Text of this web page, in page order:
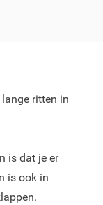
ritten in
is dat je er
is ook in